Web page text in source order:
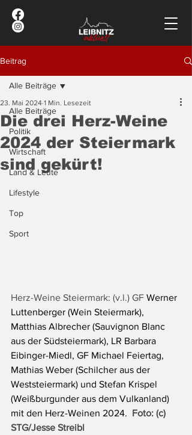
Beitrag
Alle Beiträge
Politik
Wirtschaft
Land & Leute
Lifestyle
Top
Sport
Alle Beiträge
Die drei Herz-Weine
2024 der Steiermark
sind gekürt!
23. Mai 2024 1 Min. Lesezeit
Herz-Weine Steiermark: (v.l.) GF Werner
Luttenberger (Wein Steiermark),
Matthias Albrecher (Sauvignon Blanc
aus der Südsteiermark), LR Barbara
Eibinger-Miedl, GF Michael Feiertag,
Mathias Weber (Schilcher aus der
Weststeiermark) und Stefan Krispel
(Weißburgunder aus dem Vulkanland)
mit den Herz-Weinen 2024. Foto: (c)
STG/Jesse Streibl